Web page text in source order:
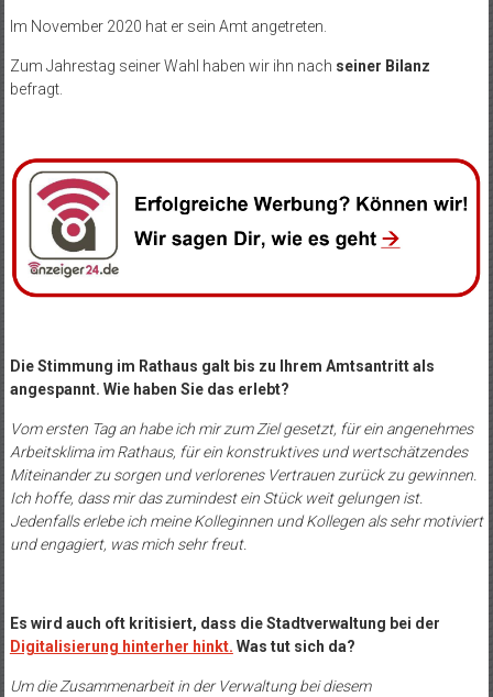
Im November 2020 hat er sein Amt angetreten.
Zum Jahrestag seiner Wahl haben wir ihn nach seiner Bilanz
befragt.
Die Stimmung im Rathaus galt bis zu Ihrem Amtsantritt als
angespannt. Wie haben Sie das erlebt?
Vom ersten Tag an habe ich mir zum Ziel gesetzt, für ein angenehmes
Arbeitsklima im Rathaus, für ein konstruktives und wertschätzendes
Miteinander zu sorgen und verlorenes Vertrauen zurück zu gewinnen.
Ich hoffe, dass mir das zumindest ein Stück weit gelungen ist.
Jedenfalls erlebe ich meine Kolleginnen und Kollegen als sehr motiviert
und engagiert, was mich sehr freut.
Es wird auch oft kritisiert, dass die Stadtverwaltung bei der
Digitalisierung hinterher hinkt. Was tut sich da?
Um die Zusammenarbeit in der Verwaltung bei diesem